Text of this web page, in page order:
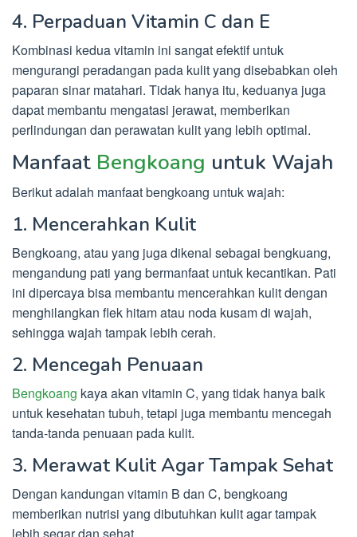
4. Perpaduan Vitamin C dan E
Kombinasi kedua vitamin ini sangat efektif untuk
mengurangi peradangan pada kulit yang disebabkan oleh
paparan sinar matahari. Tidak hanya itu, keduanya juga
dapat membantu mengatasi jerawat, memberikan
perlindungan dan perawatan kulit yang lebih optimal.
Manfaat Bengkoang untuk Wajah
Berikut adalah manfaat bengkoang untuk wajah:
1. Mencerahkan Kulit
Bengkoang, atau yang juga dikenal sebagai bengkuang,
mengandung pati yang bermanfaat untuk kecantikan. Pati
ini dipercaya bisa membantu mencerahkan kulit dengan
menghilangkan flek hitam atau noda kusam di wajah,
sehingga wajah tampak lebih cerah.
2. Mencegah Penuaan
Bengkoang kaya akan vitamin C, yang tidak hanya baik
untuk kesehatan tubuh, tetapi juga membantu mencegah
tanda-tanda penuaan pada kulit.
3. Merawat Kulit Agar Tampak Sehat
Dengan kandungan vitamin B dan C, bengkoang
memberikan nutrisi yang dibutuhkan kulit agar tampak